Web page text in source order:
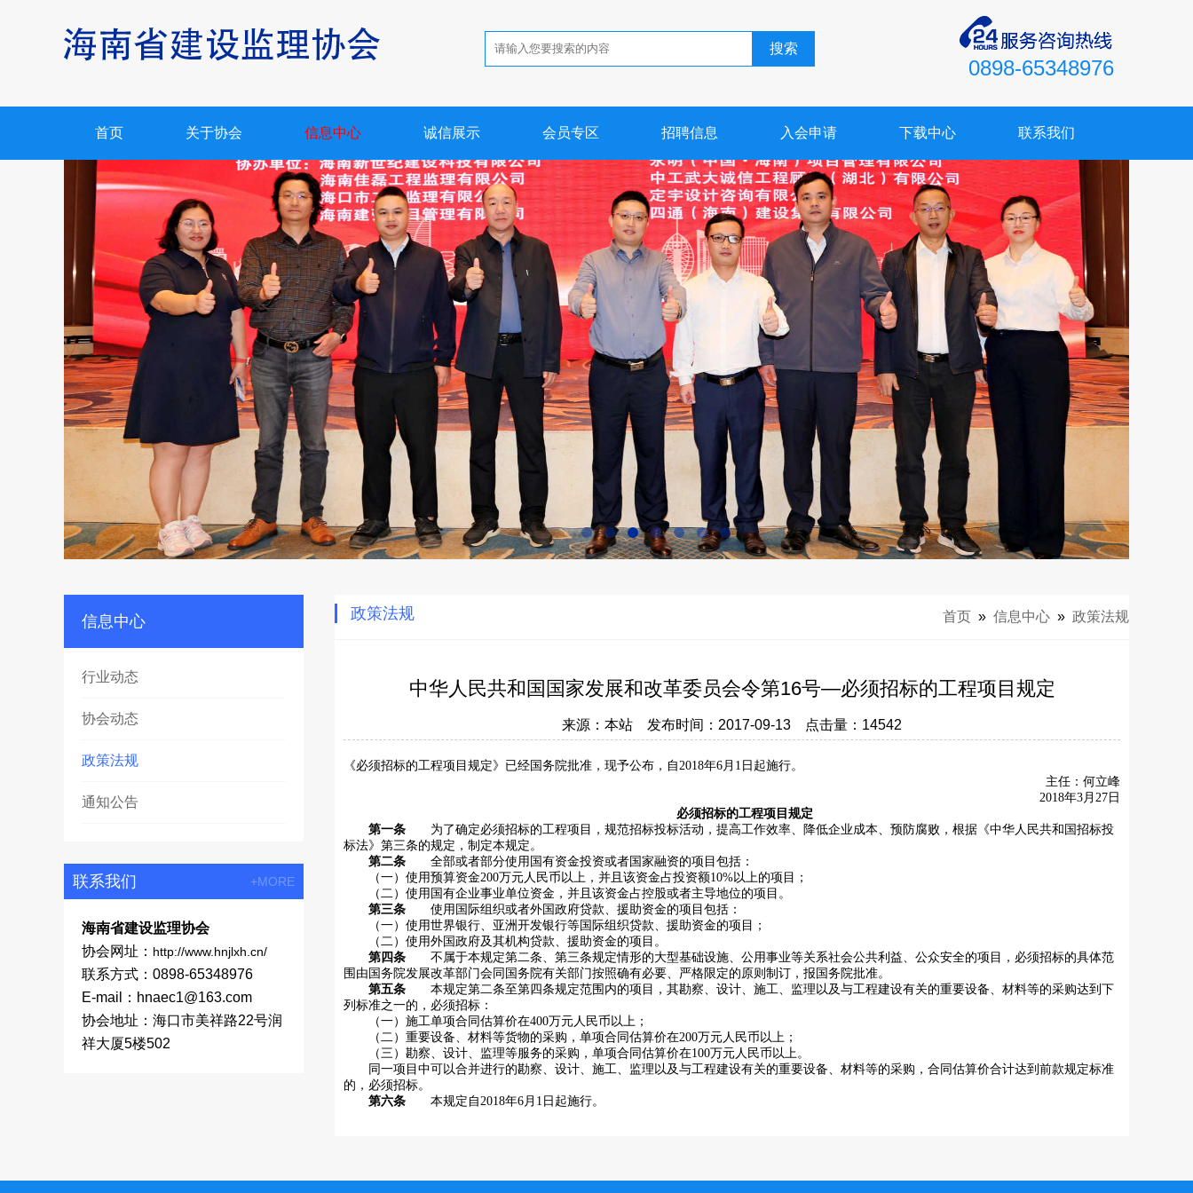
搜索
0898-65348976
首页 关于协会 信息中心 诚信展示 会员专区 招聘信息 入会申请 下载中心 联系我们
信息中心
行业动态
协会动态
政策法规
通知公告
+MORE
联系我们
海南省建设监理协会
协会网址： http://www.hnjlxh.cn/
联系方式：0898-65348976
E-mail：hnaec1@163.com
协会地址：海口市美祥路22号润
祥大厦5楼502
首页 » 信息中心 » 政策法规
政策法规
中华人民共和国国家发展和改革委员会令第16号—必须招标的工程项目规定
来源：本站 发布时间：2017-09-13 点击量： 14542
《必须招标的工程项目规定》已经国务院批准，现予公布，自2018年6月1日起施行。
主任：何立峰
2018年3月27日
必须招标的工程项目规定
第一条 为了确定必须招标的工程项目，规范招标投标活动，提高工作效率、降低企业成本、预防腐败，根据《中华人民共和国招标投
标法》第三条的规定，制定本规定。
第二条 全部或者部分使用国有资金投资或者国家融资的项目包括：
（一）使用预算资金200万元人民币以上，并且该资金占投资额10%以上的项目；
（二）使用国有企业事业单位资金，并且该资金占控股或者主导地位的项目。
第三条 使用国际组织或者外国政府贷款、援助资金的项目包括：
（一）使用世界银行、亚洲开发银行等国际组织贷款、援助资金的项目；
（二）使用外国政府及其机构贷款、援助资金的项目。
第四条 不属于本规定第二条、第三条规定情形的大型基础设施、公用事业等关系社会公共利益、公众安全的项目，必须招标的具体范
围由国务院发展改革部门会同国务院有关部门按照确有必要、严格限定的原则制订，报国务院批准。
第五条 本规定第二条至第四条规定范围内的项目，其勘察、设计、施工、监理以及与工程建设有关的重要设备、材料等的采购达到下
列标准之一的，必须招标：
（一）施工单项合同估算价在400万元人民币以上；
（二）重要设备、材料等货物的采购，单项合同估算价在200万元人民币以上；
（三）勘察、设计、监理等服务的采购，单项合同估算价在100万元人民币以上。
同一项目中可以合并进行的勘察、设计、施工、监理以及与工程建设有关的重要设备、材料等的采购，合同估算价合计达到前款规定标准
的，必须招标。
第六条 本规定自2018年6月1日起施行。